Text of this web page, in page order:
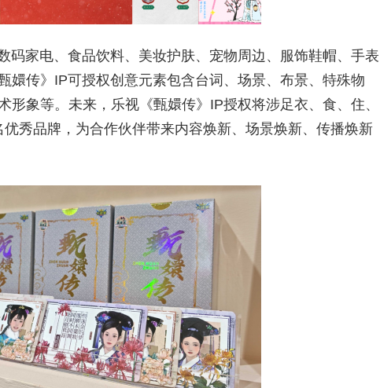
码家电、⻝品饮料、美妆护肤、宠物周边、服饰鞋帽、手表
嬛传》IP可授权创意元素包含台词、场景、布景、特殊物
象等。未来，乐视《甄嬛传》IP授权将涉足衣、⻝、住、
秀品牌，为合作伙伴带来内容焕新、场景焕新、传播焕新